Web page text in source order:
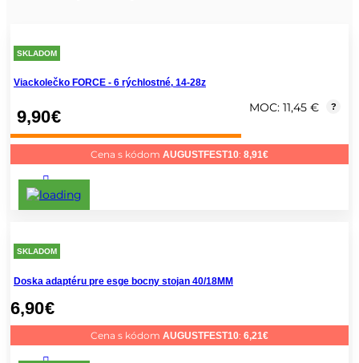
SKLADOM
Viackolečko FORCE - 6 rýchlostné, 14-28z
9,90€ MOC: 11,45 € ?
Cena s kódom AUGUSTFEST10: 8,91€
SKLADOM
Doska adaptéru pre esge bocny stojan 40/18MM
6,90€
Cena s kódom AUGUSTFEST10: 6,21€